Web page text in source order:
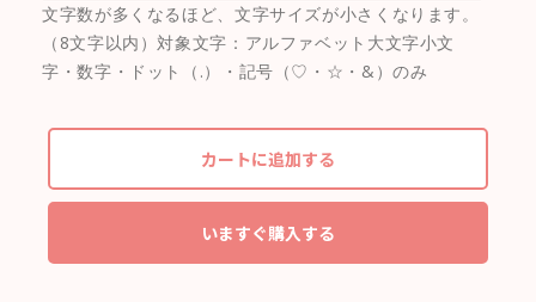
文字数が多くなるほど、文字サイズが小さくなります。
（8文字以内）対象文字：アルファベット大文字小文
字・数字・ドット（.）・記号（♡・☆・&）のみ
カートに追加する
いますぐ購入する